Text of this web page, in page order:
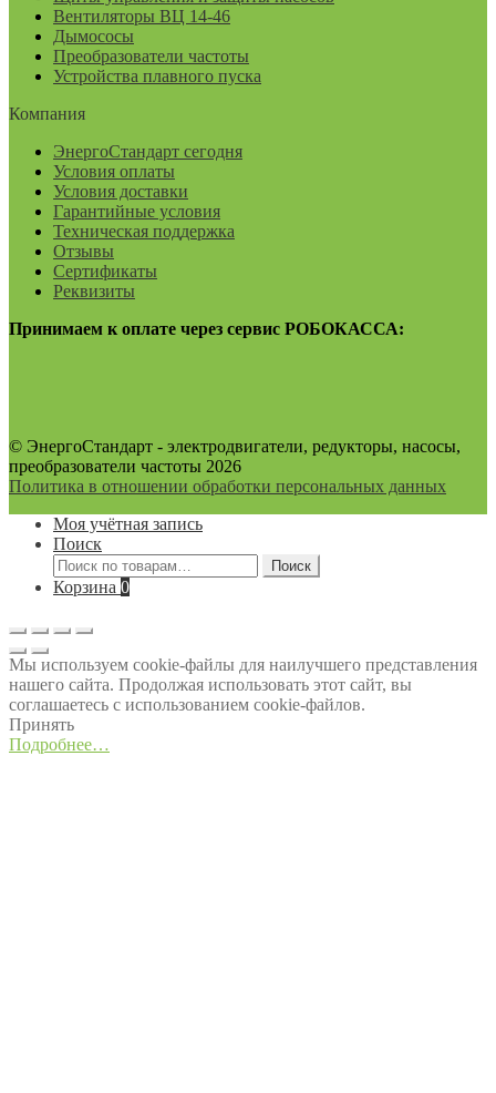
Вентиляторы ВЦ 14-46
Дымососы
Преобразователи частоты
Устройства плавного пуска
Компания
ЭнергоСтандарт сегодня
Условия оплаты
Условия доставки
Гарантийные условия
Техническая поддержка
Отзывы
Сертификаты
Реквизиты
Принимаем к оплате через сервис РОБОКАССА:
© ЭнергоСтандарт - электродвигатели, редукторы, насосы,
преобразователи частоты 2026
Политика в отношении обработки персональных данных
Моя учётная запись
Поиск
Искать:
Поиск
Корзина 0
Мы используем cookie-файлы для наилучшего представления
нашего сайта. Продолжая использовать этот сайт, вы
соглашаетесь с использованием cookie-файлов.
Принять
Подробнее…